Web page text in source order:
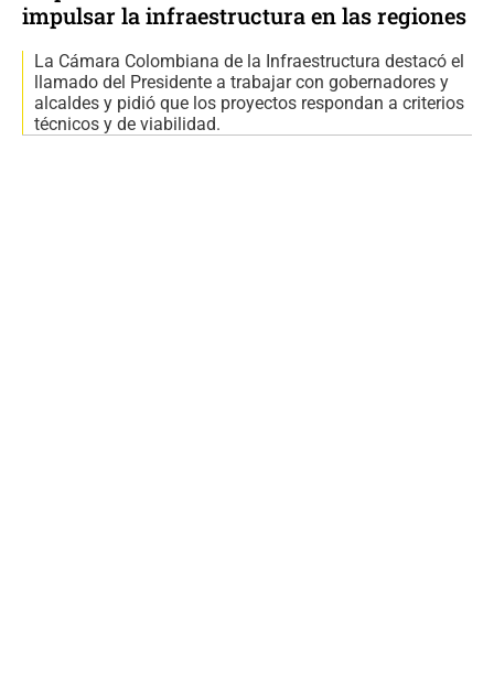
impulsar la infraestructura en las regiones
La Cámara Colombiana de la Infraestructura destacó el
llamado del Presidente a trabajar con gobernadores y
alcaldes y pidió que los proyectos respondan a criterios
técnicos y de viabilidad.